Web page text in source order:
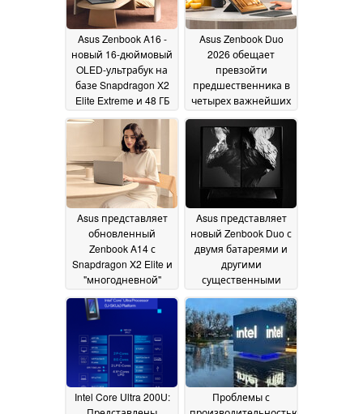
Asus Zenbook A16 -
новый 16-дюймовый
OLED-ультрабук на
базе Snapdragon X2
Elite Extreme и 48 ГБ
06 January 2026
Asus Zenbook Duo
2026 обещает
превзойти
предшественника в
четырех важнейших
06 January 2026
Asus представляет
обновленный
Zenbook A14 с
Snapdragon X2 Elite и
"многодневной"
04 January
2026
Asus представляет
новый Zenbook Duo с
двумя батареями и
другими
существенными
12
December 2025
Intel Core Ultra 200U:
Проблемы с